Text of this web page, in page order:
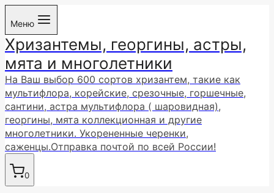
Перейти
содержимому
Меню
Хризантемы, георгины, астры,
мята и многолетники
На Ваш выбор 600 сортов хризантем, такие как
мультифлора, корейские, срезочные, горшечные,
сантини, астра мультифлора ( шаровидная),
георгины, мята коллекционная и другие
многолетники. Укорененные черенки,
саженцы.Отправка почтой по всей России!
0